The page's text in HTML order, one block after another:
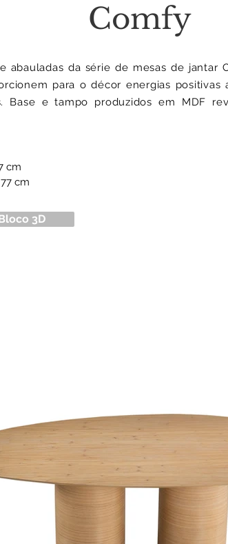
Comfy
abauladas da série de mesas de jantar
para o décor energias positivas
Base e tampo produzidos em MDF
cm
cm
3D